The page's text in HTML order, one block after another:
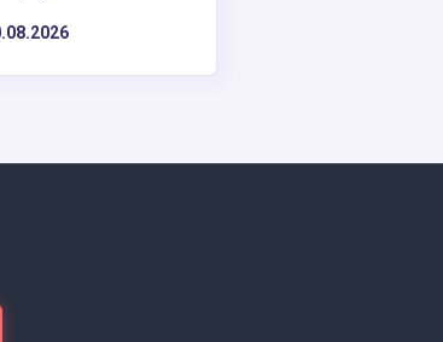
opcija
ali najjeftiniji i najlakši
trajekti polaze iz